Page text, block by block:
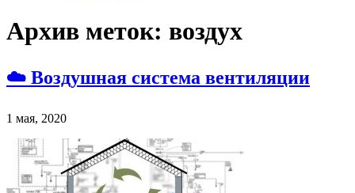
Архив меток: воздух
☁️ Воздушная система вентиляции
1 мая, 2020